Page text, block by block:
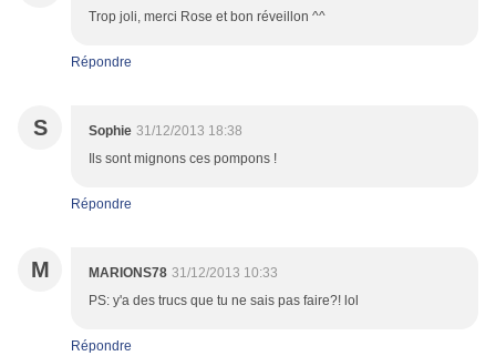
Trop joli, merci Rose et bon réveillon ^^
Répondre
S Sophie 31/12/2013 18:38
Ils sont mignons ces pompons !
Répondre
M MARIONS78 31/12/2013 10:33
PS: y'a des trucs que tu ne sais pas faire?! lol
Répondre